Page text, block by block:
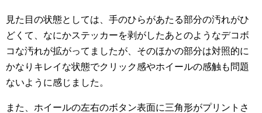
見た目の状態としては、手のひらがあたる部分の汚れがひ
どくて、なにかステッカーを剥がしたあとのようなデコボ
コな汚れが拡がってましたが、そのほかの部分は対照的に
かなりキレイな状態でクリック感やホイールの感触も問題
ないように感じました。
また、ホイールの左右のボタン表面に三角形がプリントさ